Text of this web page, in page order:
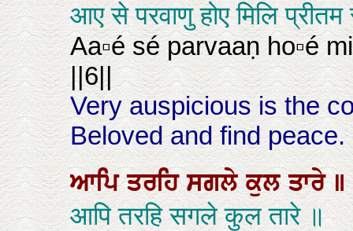
आए से परवाणु होए मिलि
Aa▫é sé parvaaṇ ho▫é
||6||
Very auspicious is the
Beloved and find peace.
ਆਪਿਤਰਹਿਸਗਲੇਕੁਲਤਾਰੇ॥
आपि तरहि सगले कुल तारे ॥